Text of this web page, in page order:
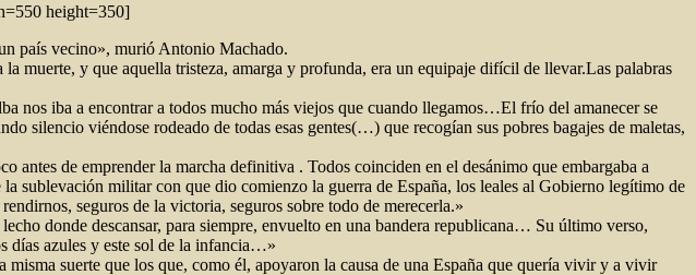
height=350]
país vecino», murió Antonio Machado.
muerte, y que aquella tristeza, amarga y profunda, era un equipaje difícil de llevar.Las palabras
nos iba a encontrar a todos mucho más viejos que cuando llegamos…El frío del amanecer se
silencio viéndose rodeado de todas esas gentes(…) que recogían sus pobres bagajes de maletas,
antes de emprender la marcha definitiva . Todos coinciden en el desánimo que embargaba a
sublevación militar con que dio comienzo la guerra de España, los leales al Gobierno legítimo de
seguros de la victoria, seguros sobre todo de merecerla.»
donde descansar, para siempre, envuelto en una bandera republicana… Su último verso,
días azules y este sol de la infancia…»
suerte que los que, como él, apoyaron la causa de una España que quería vivir y a vivir